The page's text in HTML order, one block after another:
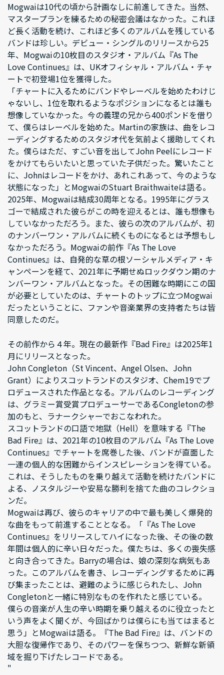
Mogwaiは10代の頃から計画なしに前進してきた。当然、
マスタープランを練るための秘密会議はなかった。これほ
ど長く活動を続け、これほど多くのアルバムを残している
バンドは珍しい。デビュー・シングルのリリースから25
年、Mogwaiの10枚目のスタジオ・アルバム『As The
Love Continues』は、UKオフィシャル・アルバム・チャ
ートで初登場1位を獲得した。
「チャートに入るためにバンドやレーベルを始めたわけじ
ゃないし、1位を取れるようなポジションになるとは誰も
想像していなかった。今の義理の兄から400ポンドを借り
て、僕らはレーベルを始めた。Martinの家族は、曲をレコ
ーディングするためのスタジオ代を気前よく援助してくれ
た。僕らはただ、すごい音を出してJohn Peelにレコード
をかけてもらいたいと思っていた子供だった。驚いたこと
に、Johnはレコードをかけ、あれこれあって、今のような
状態になった」とMogwaiのStuart Braithwaiteは語る。
2025年、Mogwaiは結成30周年となる。1995年にグラス
ゴーで結成された彼らがこの時を迎えるとは、誰も想像も
していなかっただろう。また、彼らの次のアルバムが、初
のナンバーワン・アルバムに続くものになるとは予想もし
なかっただろう。Mogwaiの前作『As The Love
Continues』は、自発的な草の根ソーシャルメディア・キ
ャンペーンを経て、2021年に予期せぬロックダウン期のナ
ンバーワン・アルバムとなった。その困難な時期にこの国
が必要としていたのは、チャートのトップに立つMogwai
だったということに、ファンや音楽業界の支持者たちは皆
同意したのだ。
その前作から４年。現在の最新作『Bad Fire』は2025年1
月にリリースとなった。
John Congleton（St Vincent、Angel Olsen、John
Grant）によりスコットランドのスタジオ、Chem19でプ
ロデュースされた作品となる。アルバムのレコーディング
は、グラミー賞受賞プロデューサーであるCongletonの参
加のもと、ラナークシャーでおこなわれた。
スコットランドの口語で地獄（Hell）を意味する『The
Bad Fire』は、2021年の10枚目のアルバム『As The Love
Continues』でチャートを席巻した後、バンドが直面した
一連の個人的な困難からインスピレーションを得ている。
これは、そうしたものを乗り越えて活動を続けたバンドに
よる、ノスタルジーや安易な勝利を捨てた曲のコレクショ
ンだ。
Mogwaiは再び、彼らのキャリアの中で最も美しく爆発的
な曲をもって前進することとなる。「『As The Love
Continues』をリリースしてハイになった後、その後の数
年間は個人的に辛い日々だった。僕たちは、多くの喪失感
と向き合ってきた。Barryの場合は、娘の深刻な病気もあ
った。このアルバムを書き、レコーディングするために再
び集まったことは、避難のように感じられたし、John
Congletonと一緒に特別なものを作れたと感じている。
僕らの音楽が人生の辛い時期を乗り越えるのに役立ったと
いう声をよく聞くが、今回ばかりは僕らにも当てはまると
思う」とMogwaiは語る。『The Bad Fire』は、バンドの
大胆な復帰作であり、そのパワーを保ちつつ、新鮮な新領
域を掘り下げたレコードである。
"